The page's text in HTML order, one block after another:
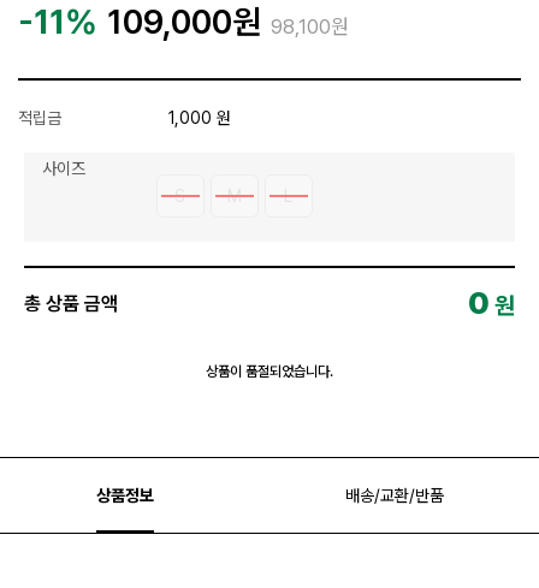
-11% 109,000원 98,100원
적립금 1,000 원
사이즈
S
M L
총 상품 금액 0 원
상품이 품절되었습니다.
상품정보 배송/교환/반품